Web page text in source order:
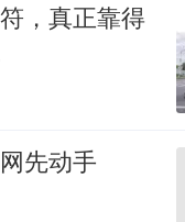
，真正靠得
先动手